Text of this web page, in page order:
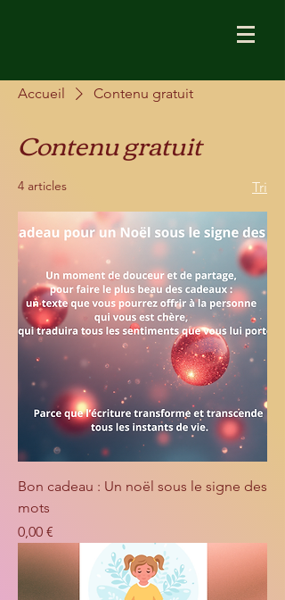
Accueil Contenu gratuit
Contenu gratuit
4 articles Tri
Bon cadeau : Un noël sous le signe des
mots
Prix
0,00 €